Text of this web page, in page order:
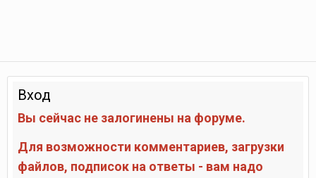
Вход
Вы сейчас не залогинены на форуме.
Для возможности комментариев, загрузки
файлов, подписок на ответы - вам надо